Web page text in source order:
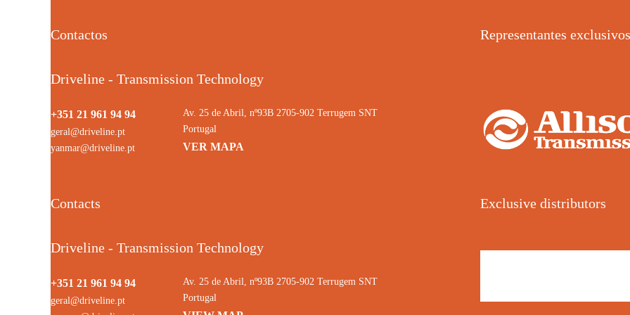
Contactos
Driveline - Transmission Technology
+351 21 961 94 94
geral@driveline.pt
yanmar@driveline.pt
Av. 25 de Abril, nº93B 2705-902 Terrugem SNT
Portugal
VER MAPA
Representantes exclusivos
Contacts
Driveline - Transmission Technology
+351 21 961 94 94
geral@driveline.pt
Av. 25 de Abril, nº93B 2705-902 Terrugem SNT
Portugal
Exclusive distributors